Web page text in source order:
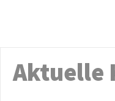
Aktuelle